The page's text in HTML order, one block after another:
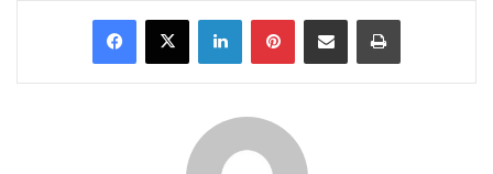
Facebook
X LinkedInPinterestShare via Email Print